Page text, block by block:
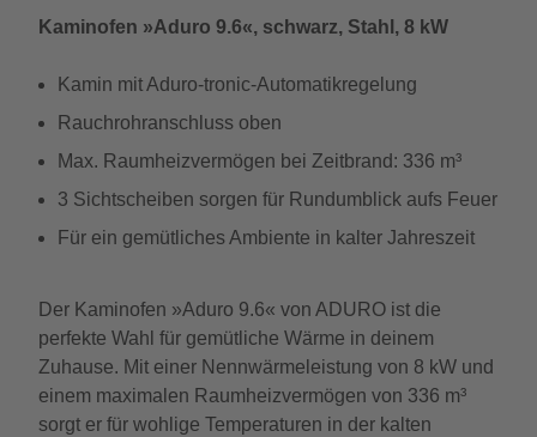
Kaminofen »Aduro 9.6«, schwarz, Stahl, 8 kW
Kamin mit Aduro-tronic-Automatikregelung
Rauchrohranschluss oben
Max. Raumheizvermögen bei Zeitbrand: 336 m³
3 Sichtscheiben sorgen für Rundumblick aufs Feuer
Für ein gemütliches Ambiente in kalter Jahreszeit
Der Kaminofen »Aduro 9.6« von ADURO ist die
perfekte Wahl für gemütliche Wärme in deinem
Zuhause. Mit einer Nennwärmeleistung von 8 kW und
einem maximalen Raumheizvermögen von 336 m³
sorgt er für wohlige Temperaturen in der kalten